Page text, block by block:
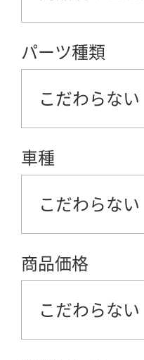
パーツ種類
こだわらない
車種
こだわらない
商品価格
こだわらない